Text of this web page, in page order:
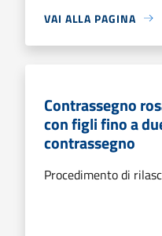
VAI ALLA PAGINA
Contrassegno
con figli fino a
contrassegno
Procedimento di